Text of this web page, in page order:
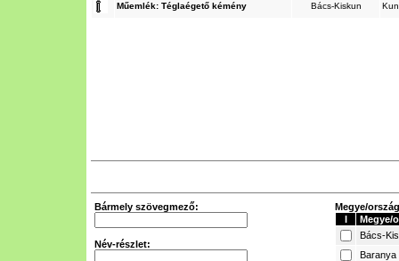
Műemlék: Téglaégető kémény Bács-Kiskun
Bármely szövegmező:
Név-részlet:
Megye/
I
Megye/
Bács-
Baranya